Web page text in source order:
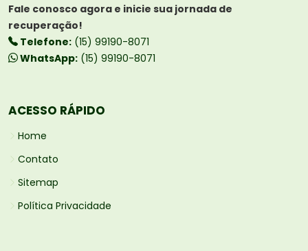
Fale conosco agora e inicie sua jornada de
recuperação!
Telefone: (15) 99190-8071
WhatsApp: (15) 99190-8071
ACESSO RÁPIDO
Home
Contato
Sitemap
Política Privacidade